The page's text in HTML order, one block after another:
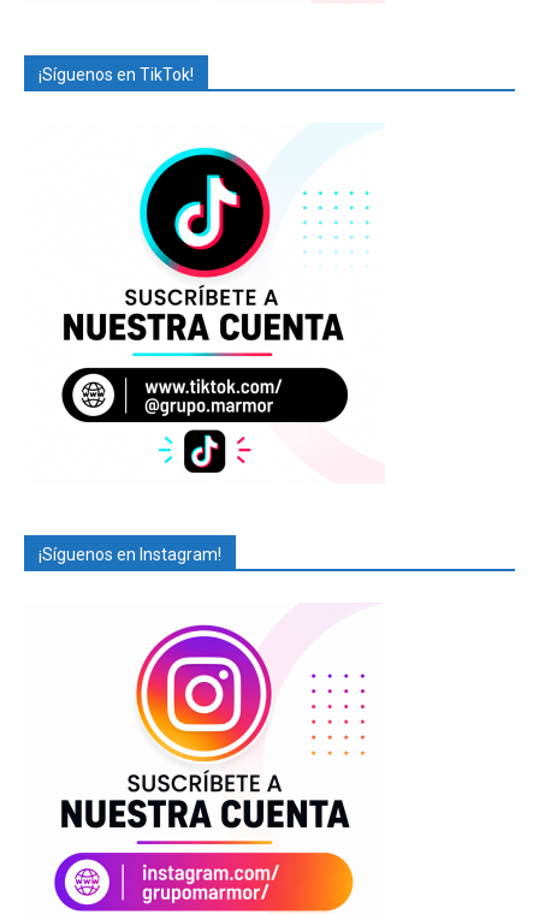
¡Síguenos en TikTok!
¡Síguenos en Instagram!